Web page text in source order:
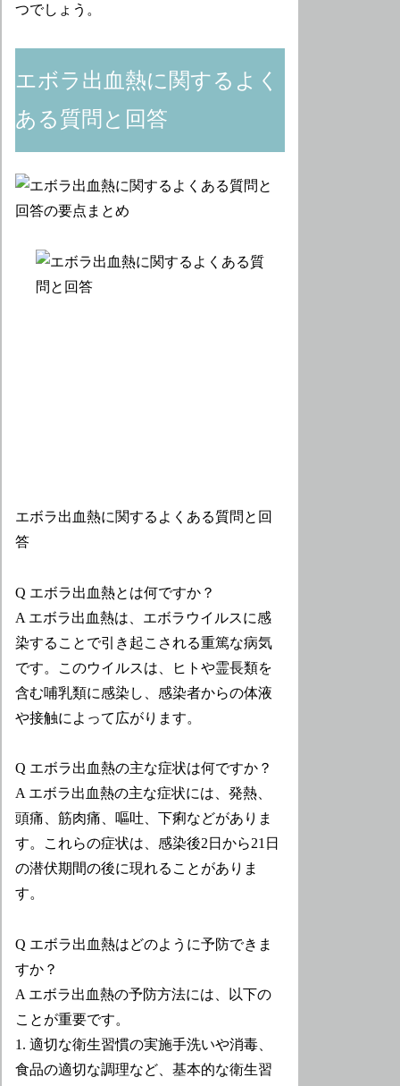
つでしょう。
エボラ出血熱に関するよく
ある質問と回答
エボラ出血熱に関するよくある質問と回
答
Q エボラ出血熱とは何ですか？
A エボラ出血熱は、エボラウイルスに感
染することで引き起こされる重篤な病気
です。このウイルスは、ヒトや霊長類を
含む哺乳類に感染し、感染者からの体液
や接触によって広がります。
Q エボラ出血熱の主な症状は何ですか？
A エボラ出血熱の主な症状には、発熱、
頭痛、筋肉痛、嘔吐、下痢などがありま
す。これらの症状は、感染後2日から21日
の潜伏期間の後に現れることがありま
す。
Q エボラ出血熱はどのように予防できま
すか？
A エボラ出血熱の予防方法には、以下の
ことが重要です。
1. 適切な衛生習慣の実施手洗いや消毒、
食品の適切な調理など、基本的な衛生習